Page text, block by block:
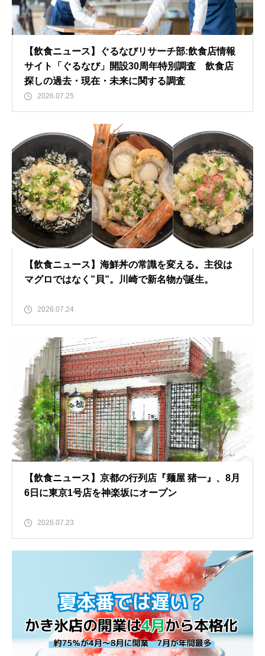
【飲食ニュース】ぐるなびリサーチ部:飲食店情報
サイト「ぐるなび」開設30周年特別調査 飲食店
探しの過去・現在・未来に関する調査
2026.07.25
【飲食ニュース】海鮮丼の常識を変える。主役は
マグロではなく”貝”。川崎で新名物が誕生。
2026.07.24
【飲食ニュース】京都の行列店『麺屋 猪一』、8月
6日に東京1号店を神楽坂にオープン
2026.07.23